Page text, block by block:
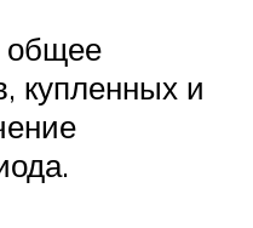
общее
купленных и